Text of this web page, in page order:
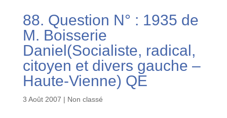
88. Question N° : 1935 de
M. Boisserie
Daniel(Socialiste, radical,
citoyen et divers gauche –
Haute-Vienne) QE
3 Août 2007 | Non classé